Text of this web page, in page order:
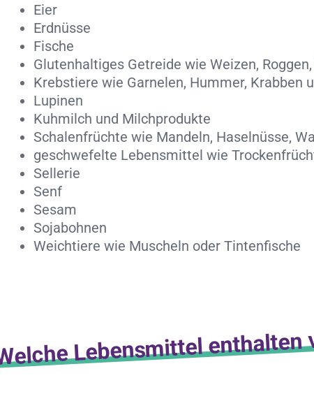
Eier
Erdnüsse
Fische
Glutenhaltiges Getreide wie Weizen,
Krebstiere wie Garnelen, Hummer, Krabben
Lupinen
Kuhmilch und Milchprodukte
Schalenfrüchte wie Mandeln, Haselnüsse,
geschwefelte Lebensmittel wie
Sellerie
Senf
Sesam
Sojabohnen
Weichtiere wie Muscheln oder Tintenfische
Lebensmittel